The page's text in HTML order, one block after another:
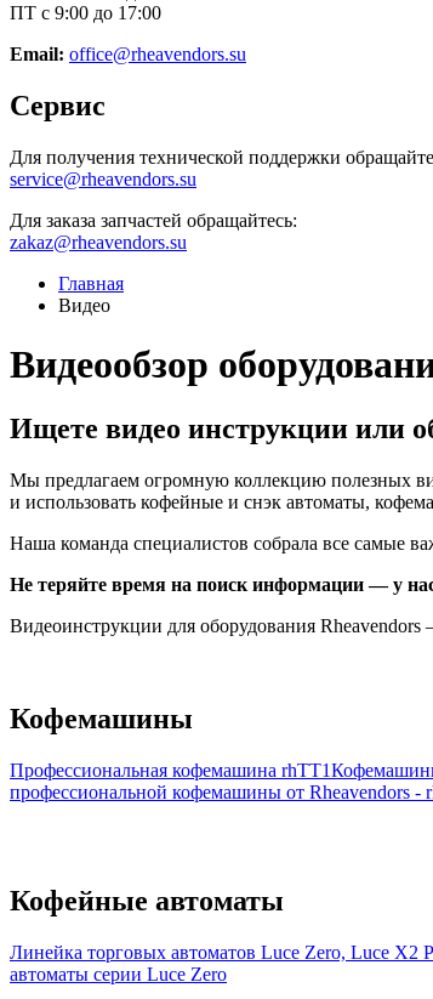
ПТ с 9:00 до 17:00
Email: office@rheavendors.su
Сервис
Для получения технической поддержки
service@rheavendors.su
Для заказа запчастей обращайтесь:
zakaz@rheavendors.su
Главная
Видео
Видеообзор
Ищете видео инструкции или
Мы предлагаем огромную коллекцию полезных
и использовать кофейные и снэк автоматы,
Наша команда специалистов собрала все самые
Не теряйте время на поиск информации — у
Видеоинструкции для оборудования
Кофемашины
Профессиональная кофемашина rhTT1
профессиональной кофемашины от Rheavendors -
Кофейные автоматы
Линейка торговых автоматов Luce Zero, Luce X2
автоматы серии Luce Zero